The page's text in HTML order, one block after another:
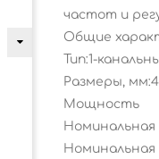
частот и
Общие
Тип:1-
Размеры,
Mощность
Номинальная
Номинальная